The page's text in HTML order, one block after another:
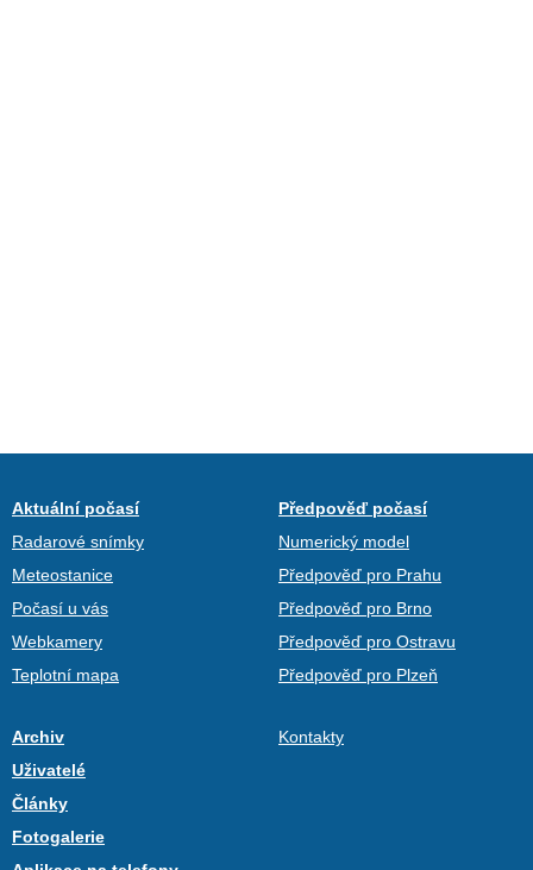
Aktuální počasí
Radarové snímky
Meteostanice
Počasí u vás
Webkamery
Teplotní mapa
Předpověď počasí
Numerický model
Předpověď pro Prahu
Předpověď pro Brno
Předpověď pro Ostravu
Předpověď pro Plzeň
Archiv
Uživatelé
Články
Fotogalerie
Kontakty